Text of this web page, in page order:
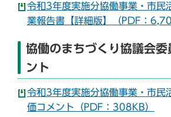
令和3年度実施分協働事業・市
業報告書【詳細版】（PDF：
協働のまちづくり協議会委
ント
令和3年度実施分協働事業・市
価コメント（PDF：308KB）